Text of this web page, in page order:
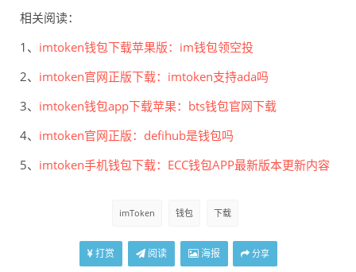
相关阅读：
1、 imtoken钱包下载苹果版：im钱包领空投
2、 imtoken官网正版下载：imtoken支持ada吗
3、 imtoken钱包app下载苹果：bts钱包官网下载
4、 imtoken官网正版：defihub是钱包吗
5、 imtoken手机钱包下载：ECC钱包APP最新版本更新内容
imToken 钱包 下载
打赏 阅读 海报 分享